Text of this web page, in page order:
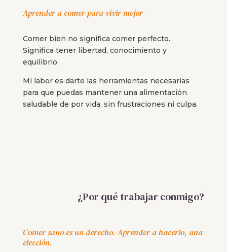
Aprender a comer para vivir mejor
Comer bien no significa comer perfecto.
Significa tener libertad, conocimiento y
equilibrio.
Mi labor es darte las herramientas necesarias
para que puedas mantener una alimentación
saludable de por vida, sin frustraciones ni culpa.
¿Por qué trabajar conmigo?
Comer sano es un derecho. Aprender a hacerlo, una
elección.